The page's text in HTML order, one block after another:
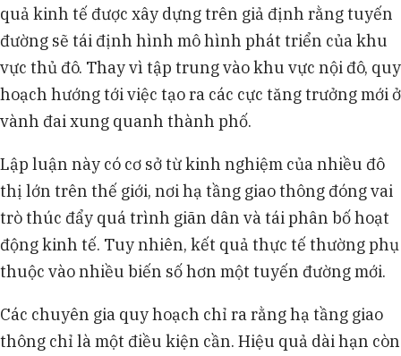
quả kinh tế được xây dựng trên giả định rằng tuyến
đường sẽ tái định hình mô hình phát triển của khu
vực thủ đô. Thay vì tập trung vào khu vực nội đô, quy
hoạch hướng tới việc tạo ra các cực tăng trưởng mới ở
vành đai xung quanh thành phố.
Lập luận này có cơ sở từ kinh nghiệm của nhiều đô
thị lớn trên thế giới, nơi hạ tầng giao thông đóng vai
trò thúc đẩy quá trình giãn dân và tái phân bố hoạt
động kinh tế. Tuy nhiên, kết quả thực tế thường phụ
thuộc vào nhiều biến số hơn một tuyến đường mới.
Các chuyên gia quy hoạch chỉ ra rằng hạ tầng giao
thông chỉ là một điều kiện cần. Hiệu quả dài hạn còn